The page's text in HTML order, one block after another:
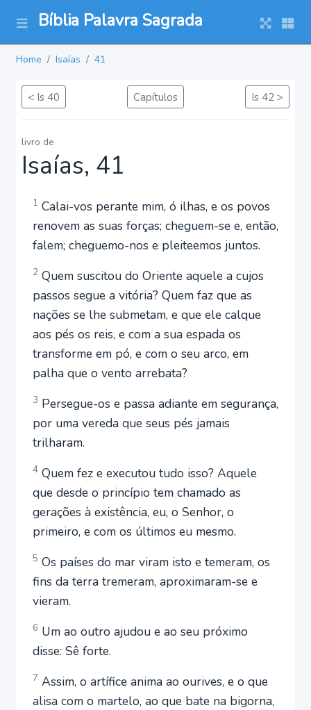
Bíblia Palavra Sagrada
Home Isaías 41
< Is 40 Capítulos Is 42 >
livro de
Isaías, 41
1 Calai-vos perante mim, ó ilhas, e os povos
renovem as suas forças; cheguem-se e, então,
falem; cheguemo-nos e pleiteemos juntos.
2 Quem suscitou do Oriente aquele a cujos
passos segue a vitória? Quem faz que as
nações se lhe submetam, e que ele calque
aos pés os reis, e com a sua espada os
transforme em pó, e com o seu arco, em
palha que o vento arrebata?
3 Persegue-os e passa adiante em segurança,
por uma vereda que seus pés jamais
trilharam.
4 Quem fez e executou tudo isso? Aquele
que desde o princípio tem chamado as
gerações à existência, eu, o Senhor, o
primeiro, e com os últimos eu mesmo.
5 Os países do mar viram isto e temeram, os
fins da terra tremeram, aproximaram-se e
vieram.
6 Um ao outro ajudou e ao seu próximo
disse: Sê forte.
7 Assim, o artífice anima ao ourives, e o que
alisa com o martelo, ao que bate na bigorna,